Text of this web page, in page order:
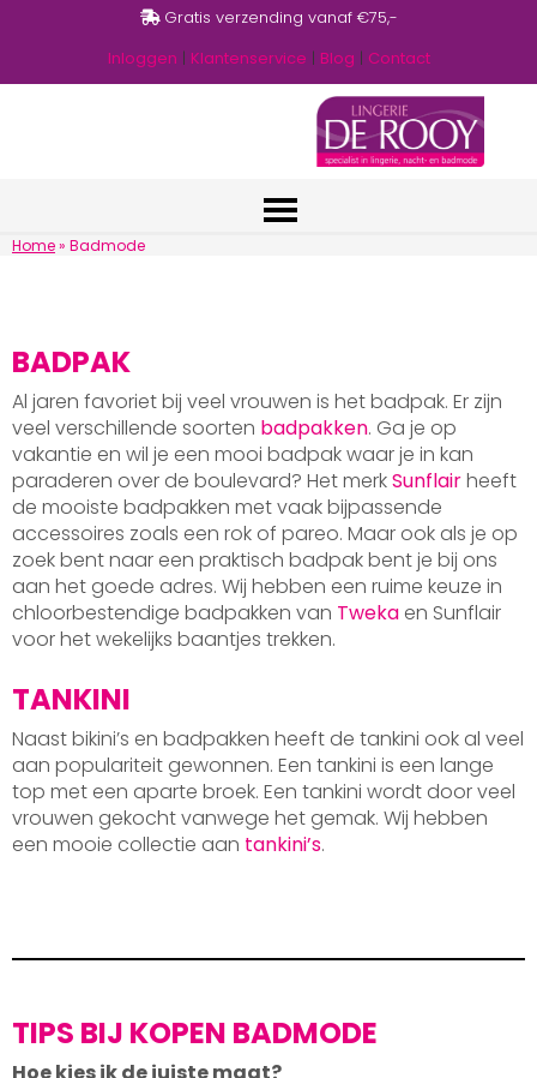
Gratis verzending vanaf €75,-
Inloggen | Klantenservice | Blog | Contact
Home» Badmode
BADPAK
Al jaren favoriet bij veel vrouwen is het badpak. Er zijn
veel verschillende soorten badpakken. Ga je op
vakantie en wil je een mooi badpak waar je in kan
paraderen over de boulevard? Het merkSunflairheeft
de mooiste badpakken met vaak bijpassende
accessoires zoals een rok of pareo. Maar ook als je op
zoek bent naar een praktisch badpak bent je bij ons
aan het goede adres. Wij hebben een ruime keuze in
chloorbestendige badpakken van Tweka en Sunflair
voor het wekelijks baantjes trekken.
TANKINI
Naast bikini’s en badpakken heeft de tankini ook al veel
aan populariteit gewonnen. Een tankini is een lange
top met een aparte broek. Een tankini wordt door veel
vrouwen gekocht vanwege het gemak. Wij hebben
een mooie collectie aan tankini’s.
TIPS BIJ KOPEN BADMODE
Hoe kies ik de juiste maat?